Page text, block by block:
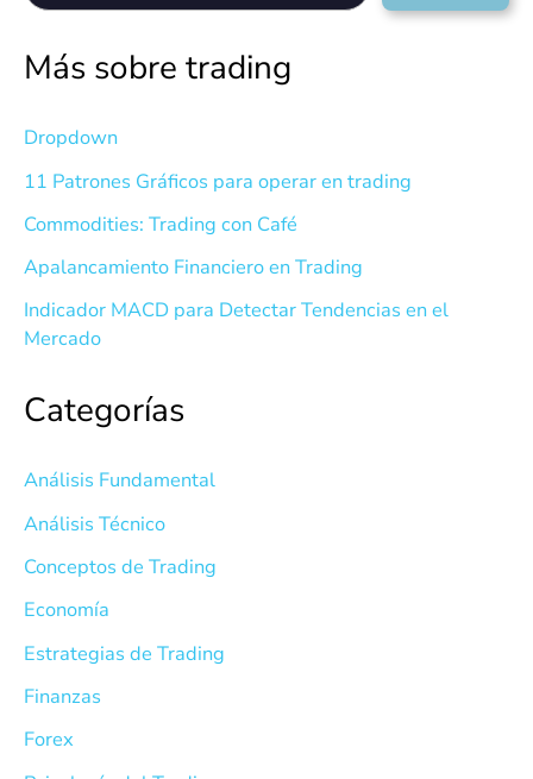
Más sobre trading
Dropdown
11 Patrones Gráficos para operar en trading
Commodities: Trading con Café
Apalancamiento Financiero en Trading
Indicador MACD para Detectar Tendencias en el
Mercado
Categorías
Análisis Fundamental
Análisis Técnico
Conceptos de Trading
Economía
Estrategias de Trading
Finanzas
Forex